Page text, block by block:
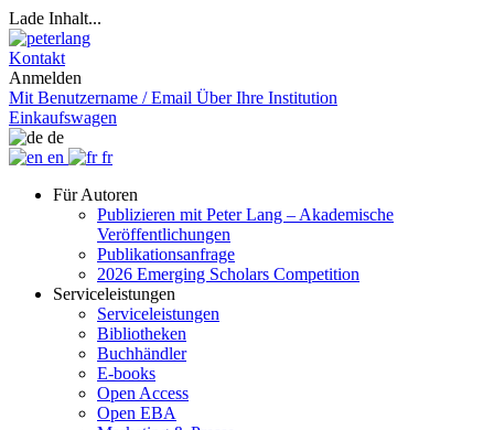
Lade Inhalt...
Kontakt
Anmelden
Mit Benutzername / Email Über Ihre Institution
Einkaufswagen
de
en
fr
Für Autoren
Publizieren mit Peter Lang – Akademische
Veröffentlichungen
Publikationsanfrage
2026 Emerging Scholars Competition
Serviceleistungen
Serviceleistungen
Bibliotheken
Buchhändler
E-books
Open Access
Open EBA